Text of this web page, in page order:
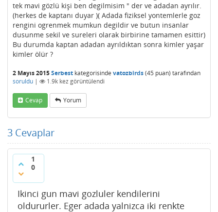
tek mavi gözlü kişi ben degilmisim " der ve adadan ayrılır.
(herkes de kaptanı duyar )( Adada fiziksel yontemlerle goz
rengini ogrenmek mumkun degildir ve butun insanlar
dusunme sekil ve sureleri olarak birbirine tamamen esittir)
Bu durumda kaptan adadan ayrıldıktan sonra kimler yaşar
kimler ölür ?
2 Mayıs 2015Serbest kategorisinde vatozbirds(45 puan) tarafından
soruldu | 1.9k kez görüntülendi
Cevap Yorum
3 Cevaplar
1
0
Ikinci gun mavi gozluler kendilerini
oldururler. Eger adada yalnizca iki renkte